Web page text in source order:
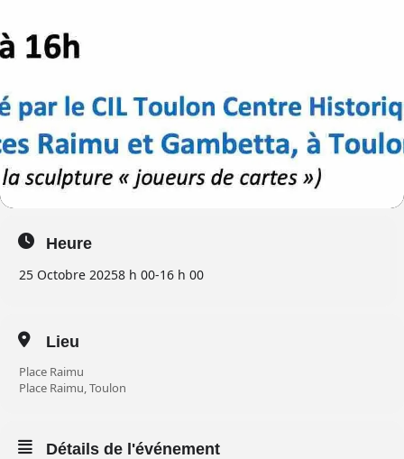
Heure
25 Octobre 20258 h 00-16 h 00
Lieu
Place Raimu
Place Raimu, Toulon
Détails de l'événement